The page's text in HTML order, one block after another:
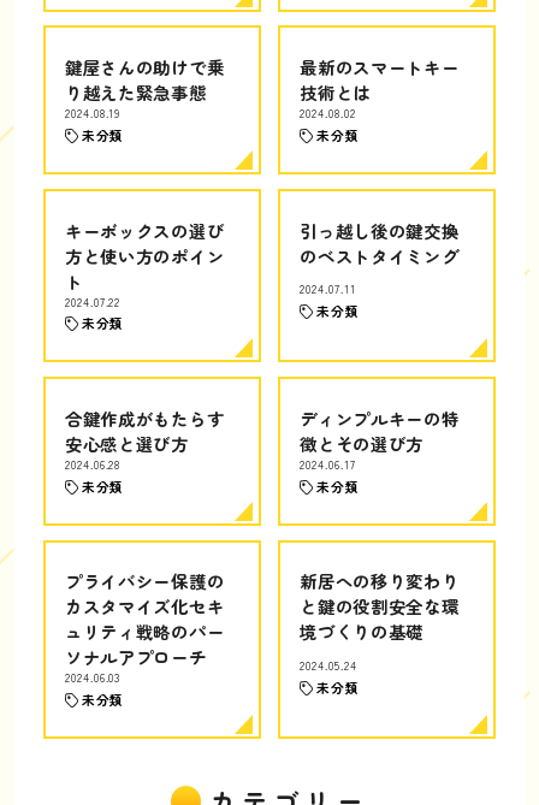
鍵屋さんの助けで乗
り越えた緊急事態
2024.08.19
未分類
最新のスマートキー
技術とは
2024.08.02
未分類
キーボックスの選び
方と使い方のポイン
ト
2024.07.22
未分類
引っ越し後の鍵交換
のベストタイミング
2024.07.11
未分類
合鍵作成がもたらす
安心感と選び方
2024.06.28
未分類
ディンプルキーの特
徴とその選び方
2024.06.17
未分類
プライバシー保護の
カスタマイズ化セキ
ュリティ戦略のパー
ソナルアプローチ
2024.06.03
未分類
新居への移り変わり
と鍵の役割安全な環
境づくりの基礎
2024.05.24
未分類